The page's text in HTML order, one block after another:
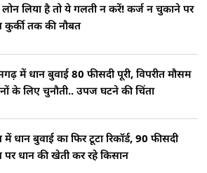
लोन लिया है तो ये गलती न करें! कर्ज न चुकाने पर
कुर्की तक की नौबत
में धान बुवाई 80 फीसदी पूरी, विपरीत मौसम
के लिए चुनौती.. उपज घटने की चिंता
धान बुवाई का फिर टूटा रिकॉर्ड, 90 फीसदी
पर धान की खेती कर रहे किसान